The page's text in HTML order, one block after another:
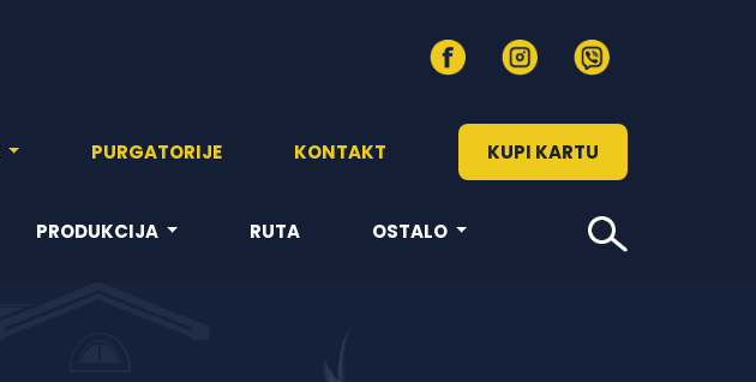
PURGATORIJE KONTAKT KUPI KARTU
PRODUKCIJA RUTA OSTALO